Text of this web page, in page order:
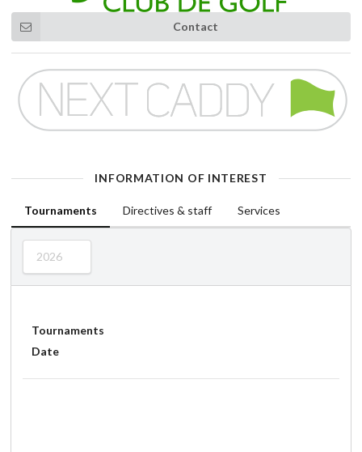
Contact
INFORMATION OF INTEREST
Tournaments Directives & staff Services
2026
Tournaments
Date